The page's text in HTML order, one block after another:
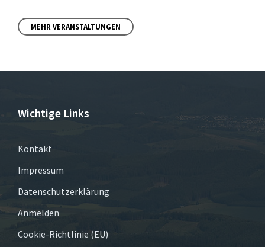
MEHR VERANSTALTUNGEN
Wichtige Links
Kontakt
Impressum
Datenschutzerklärung
Anmelden
Cookie-Richtlinie (EU)